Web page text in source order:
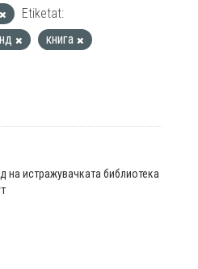
Etiketat:
книга
на истражувачката библиотека